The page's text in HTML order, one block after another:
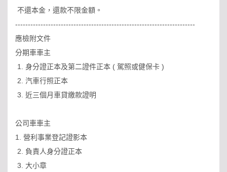
不還本金，還款不限金額。
-----------------------------------------------------------------------
應檢附文件
分期車車主
1. 身分證正本及第二證件正本 ( 駕照或健保卡 )
2. 汽車行照正本
3. 近三個月車貸繳款證明
公司車車主
1. 營利事業登記證影本
2. 負責人身分證正本
3. 大小章